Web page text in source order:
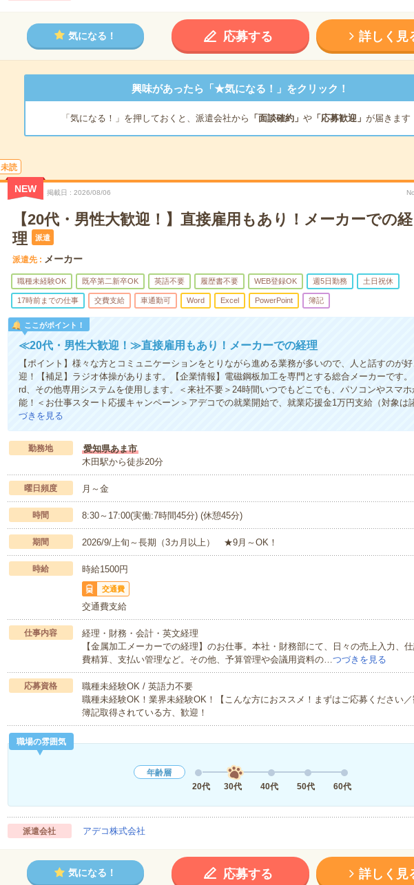
気になる！ 応募する 詳しく見
興味があったら「★気になる！」をクリック！
「気になる！」を押しておくと、派遣会社から 「面談確約」 や「応募歓迎」 が届きます
未読
NEW 掲載日 2026/08/06
【20代・男性大歓迎！】直接雇用もあり！メーカーでの経
理
派遣
派遣先 メーカー
職種未経験OK 既卒第二新卒OK 英語不要 履歴書不要 WEB登録OK 週5日勤務 土日祝休
17時前までの仕事 交費支給 車通勤可 Word Excel PowerPoint 簿記
ここがポイント！
≪20代・男性大歓迎！≫直接雇用もあり！メーカーでの経理
【ポイント】様々な方とコミュニケーションをとりながら進める業務が多いので、人と話すのが
迎！【補足】ラジオ体操があります。【企業情報】電磁鋼板加工を専門とする総合メーカーです
rd、その他専用システムを使用します。＜来社不要＞24時間いつでもどこでも、パソコンやスマ
能！＜お仕事スタート応援キャンペーン＞アデコでの就業開始で、就業応援金1万円支給（対象は
づきを見る
勤務地
愛知県あま市
木田駅から徒歩20分
曜日頻度 月～金
時間 8:30～17:00(実働:7時間45分) (休憩45分)
期間 2026/9/上旬～長期（3カ月以上） ★9月～OK！
時給 時給1500円
交通費
交通費支給
仕事内容
経理・財務・会計・英文経理
【金属加工メーカーでの経理】のお仕事。本社・財務部にて、日々の売上入力、
費精算、支払い管理など。その他、予算管理や会議用資料の…つづきを見る
応募資格
職種未経験OK / 英語力不要
職種未経験OK！業界未経験OK！【こんな方におススメ！まずはご応募ください／
簿記取得されている方、歓迎！
職場の雰囲気
年齢層
20代
30代 40代 50代 60代
派遣会社 アデコ株式会社
気になる！ 応募する 詳しく見